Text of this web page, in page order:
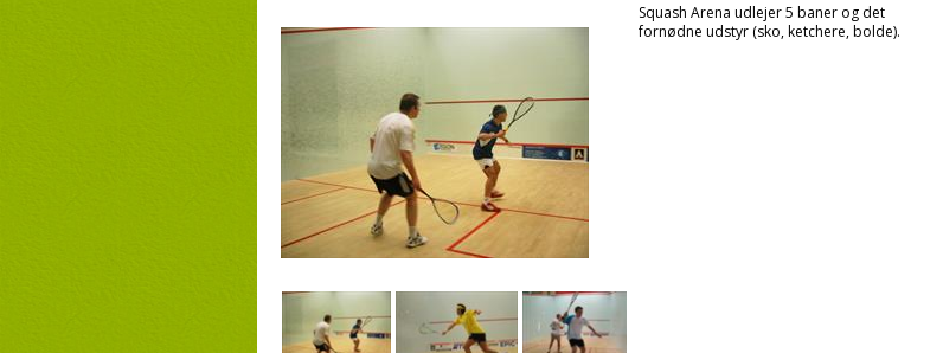
Squash Arena udlejer 5 baner og det
fornødne udstyr (sko, ketchere, bolde).